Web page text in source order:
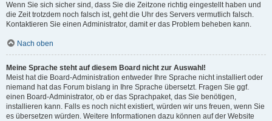
Wenn Sie sich sicher sind, dass Sie die Zeitzone richtig eingestellt haben und
die Zeit trotzdem noch falsch ist, geht die Uhr des Servers vermutlich falsch.
Kontaktieren Sie einen Administrator, damit er das Problem beheben kann.
Nach oben
Meine Sprache steht auf diesem Board nicht zur Auswahl!
Meist hat die Board-Administration entweder Ihre Sprache nicht installiert oder
niemand hat das Forum bislang in Ihre Sprache übersetzt. Fragen Sie ggf.
einen Board-Administrator, ob er das Sprachpaket, das Sie benötigen,
installieren kann. Falls es noch nicht existiert, würden wir uns freuen, wenn Sie
es übersetzen würden. Weitere Informationen dazu können auf der Website